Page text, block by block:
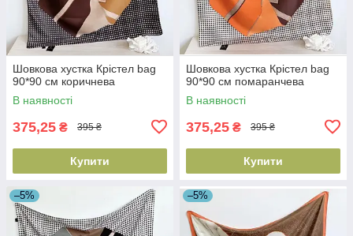
Шовкова хустка Крістел bag
90*90 см коричнева
В наявності
375,25 ₴ 395 ₴
Купити
Шовкова хустка Крістел bag
90*90 см помаранчева
В наявності
375,25 ₴ 395 ₴
Купити
–5% –5%